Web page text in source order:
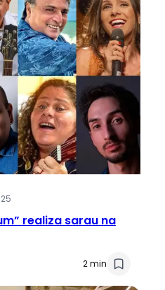
realiza sarau na
2 min